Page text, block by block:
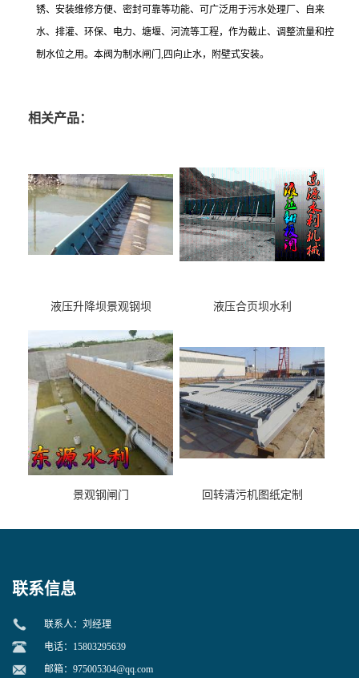
锈、安装维修方便、密封可靠等功能、可广泛用于污水处理厂、自来
水、排灌、环保、电力、塘堰、河流等工程，作为截止、调整流量和控
制水位之用。本阀为制水闸门,四向止水，附壁式安装。
相关产品：
液压升降坝景观钢坝 液压合页坝水利
景观钢闸门 回转清污机图纸定制
联系信息
联系人：刘经理
电话：15803295639
邮箱： 975005304@qq.com